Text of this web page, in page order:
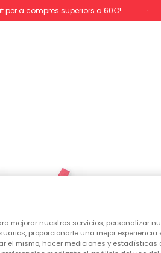
per a compres superiors a 60€!
mejorar nuestros servicios, personalizar
proporcionarle una mejor experiencia
el mismo, hacer mediciones y estadísticas